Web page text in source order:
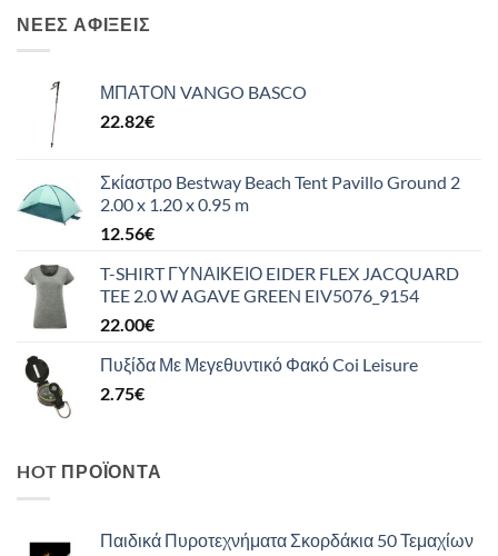
ΝΈΕΣ ΑΦΊΞΕΙΣ
ΜΠΑΤΟΝ VANGO BASCO
22.82€
Σκίαστρο Bestway Beach Tent Pavillo Ground 2
2.00 x 1.20 x 0.95 m
12.56€
T-SHIRT ΓΥΝΑΙΚΕΙΟ EIDER FLEX JACQUARD
TEE 2.0 W AGAVE GREEN EIV5076_9154
22.00€
Πυξίδα Με Μεγεθυντικό Φακό Coi Leisure
2.75€
HOT ΠΡΟΪΌΝΤΑ
Παιδικά Πυροτεχνήματα Σκορδάκια 50 Τεμαχίων